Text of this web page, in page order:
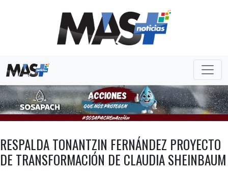
RESPALDA TONANTZIN FERNÁNDEZ PROYECTO
DE TRANSFORMACIÓN DE CLAUDIA SHEINBAUM